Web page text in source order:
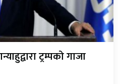
ट्रम्पको गाजा